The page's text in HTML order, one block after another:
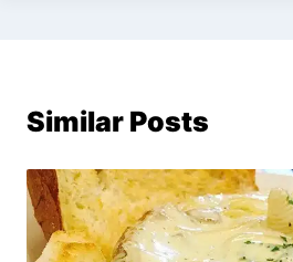
Similar Posts